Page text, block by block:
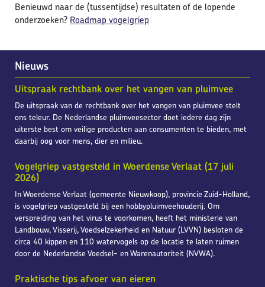
Nieuws
Uitspraak rechtbank over het vangen van pluimvee
De uitspraak van de rechtbank over het vangen van pluimvee stelt
ons teleur. De Nederlandse pluimveesector doet iedere dag zijn
uiterste best om veilige producten aan consumenten te bieden, met
daarbij oog voor mens, dier en milieu.
Vogelgriep vastgesteld in Woerdense Verlaat (17 juli
2026)
In Woerdense Verlaat (gemeente Nieuwkoop), provincie Zuid-Holland,
is vogelgriep vastgesteld bij een hobbypluimveehouderij. Om
verspreiding van het virus te voorkomen, heeft het ministerie van
Landbouw, Visserij, Voedselzekerheid en Natuur (LVVN) besloten de
circa 40 kippen en 110 watervogels op de locatie te laten ruimen
door de Nederlandse Voedsel- en Warenautoriteit (NVWA).
Praktische tips afvoer van eieren
Benieuwd naar de (tussentijdse) resultaten of de lopende
onderzoeken? Roadmap vogelgriep